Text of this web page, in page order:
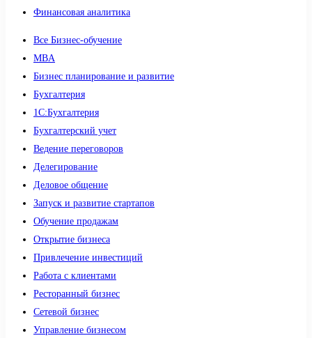
Финансовая аналитика
Все Бизнес-обучение
MBA
Бизнес планирование и развитие
Бухгалтерия
1C:Бухгалтерия
Бухгалтерский учет
Ведение переговоров
Делегирование
Деловое общение
Запуск и развитие стартапов
Обучение продажам
Открытие бизнеса
Привлечение инвестиций
Работа с клиентами
Ресторанный бизнес
Сетевой бизнес
Управление бизнесом